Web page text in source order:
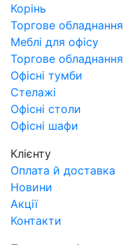
Корінь
Торгове обладнання
Меблі для офісу
Торгове обладнання
Офісні тумби
Стелажі
Офісні столи
Офісні шафи
Клієнту
Оплата й доставка
Новини
Акції
Контакти